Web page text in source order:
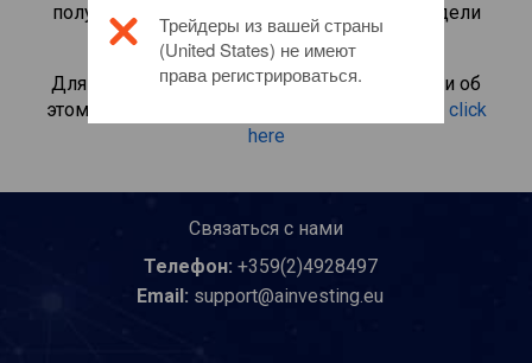
получайте дивиденды, как если бы вы владели
самой акцией.
Для получения дополнительной информации об
этом инвестиционном продукте, пожалуйста click
here
Связаться с нами
Телефон: +359(2)4928497
Email: support@ainvesting.eu
Трейдеры из вашей страны
(United States) не имеют
права регистрироваться.